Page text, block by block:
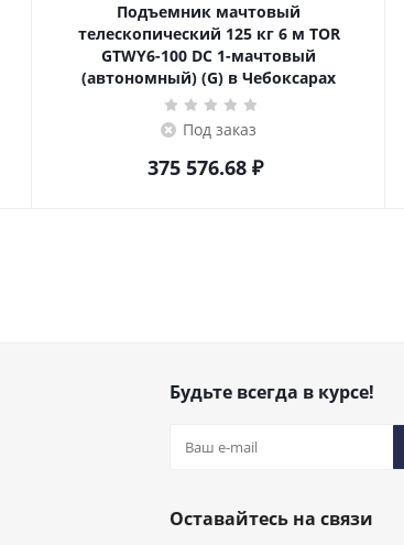
Подъемник мачтовый
телескопический 125 кг 6 м TOR
GTWY6-100 DC 1-мачтовый
(автономный) (G) в Чебоксарах
Под заказ
375 576.68₽
Будьте всегда в курсе!
Оставайтесь на связи